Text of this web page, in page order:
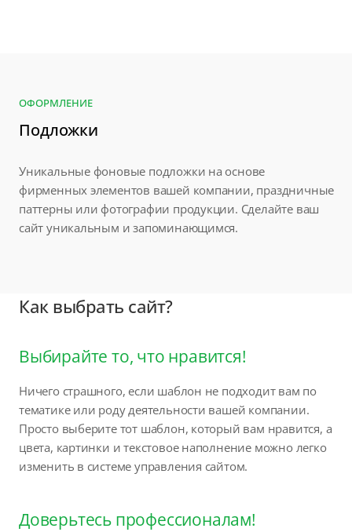
ОФОРМЛЕНИЕ
Подложки
Уникальные фоновые подложки на основе
фирменных элементов вашей компании, праздничные
паттерны или фотографии продукции. Сделайте ваш
сайт уникальным и запоминающимся.
Как выбрать сайт?
Выбирайте то, что нравится!
Ничего страшного, если шаблон не подходит вам по
тематике или роду деятельности вашей компании.
Просто выберите тот шаблон, который вам нравится, а
цвета, картинки и текстовое наполнение можно легко
изменить в системе управления сайтом.
Доверьтесь профессионалам!